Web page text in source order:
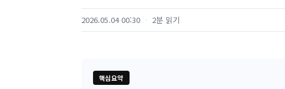
2026.05.04 00:30 2분 읽기
핵심요약